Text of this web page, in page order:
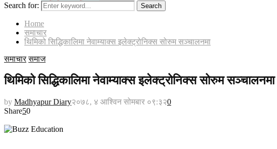
Search for: Search
Home
समाचार
थिमिको सिद्धिकालिमा नेवाम्याक्स इलेक्ट्रोनिक्स सोरुम सञ्चालनमा
समाचार समाज
थिमिको सिद्धिकालिमा नेवाम्याक्स इलेक्ट्रोनिक्स सोरुम सञ्चालनमा
by Madhyapur Diary२०७८, ४ आश्विन सोमबार ०९:३२0
Share50